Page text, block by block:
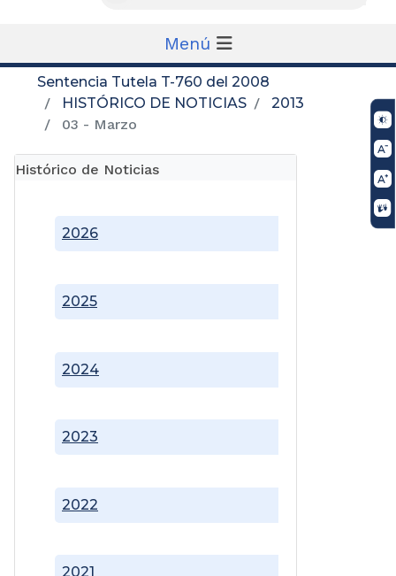
Menú
Sentencia Tutela T-760 del 2008
HISTÓRICO DE NOTICIAS
2013
03 - Marzo
Histórico de Noticias
2021
2022
2023
2024
2025
2026